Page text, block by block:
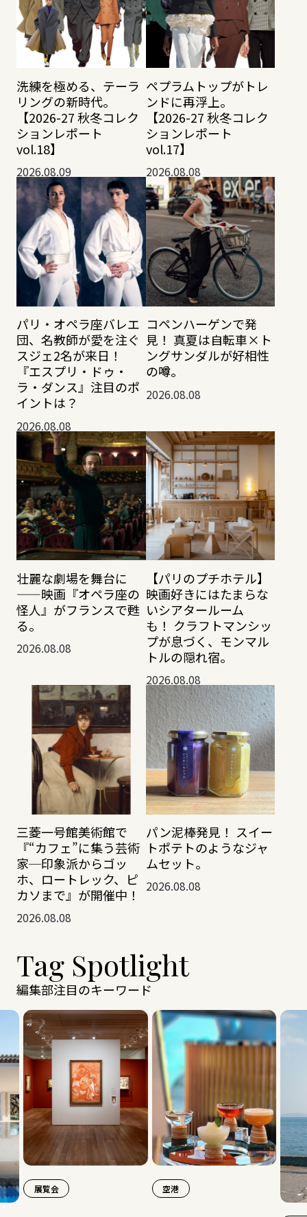
洗練を極める、テーラ
リングの新時代。
【2026-27 秋冬コレク
ションレポート
vol.18】
2026.08.09
ペプラムトップがトレ
ンドに再浮上。
【2026-27 秋冬コレク
ションレポート
vol.17】
2026.08.08
パリ・オペラ座バレエ
団、名教師が愛を注ぐ
スジェ2名が来日！
『エスプリ・ドゥ・
ラ・ダンス』注目のポ
イントは？
2026.08.08
コペンハーゲンで発
見！ 真夏は自転車×ト
ングサンダルが好相性
の噂。
2026.08.08
壮麗な劇場を舞台に
——映画『オペラ座の
怪人』がフランスで甦
る。
2026.08.08
【パリのプチホテル】
映画好きにはたまらな
いシアタールーム
も！ クラフトマンシッ
プが息づく、モンマル
トルの隠れ宿。
2026.08.08
三菱一号館美術館で
『“カフェ”に集う芸術
家─印象派からゴッ
ホ、ロートレック、ピ
カソまで』が開催中！
2026.08.08
パン泥棒発見！ スイー
トポテトのようなジャ
ムセット。
2026.08.08
Tag Spotlight
編集部注目のキーワード